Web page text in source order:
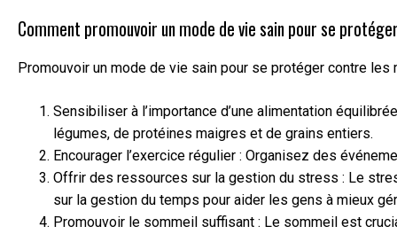
Comment promouvoir un mode de vie sain pour se
Promouvoir un mode de vie sain pour se protéger contre
Sensibiliser à l’importance d’une alimentation
légumes, de protéines maigres et de grains entiers.
Encourager l’exercice régulier : Organisez des
Offrir des ressources sur la gestion du stress : Le
sur la gestion du temps pour aider les gens à mieux
Promouvoir le sommeil suffisant : Le sommeil est